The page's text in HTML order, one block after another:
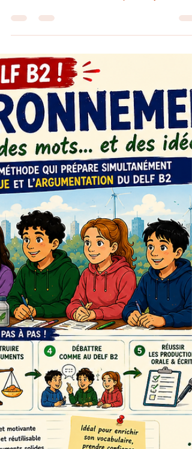
Un sujet d'actualité passionnant pour progresser
formation ! Les premiers résultats du
et du brevet viennent d'être publiés. Comme
chaque année, les taux de réussite dépassent
largement les 90 %. Pourtant, dans le même
temps, les enquêtes internationales, notamment
PISA, dressent un constat beaucoup plus
préoccupant en soulignant une baisse du niveau
des élèves fra